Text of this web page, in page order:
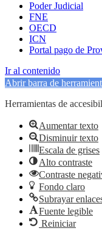
Poder Judicial
FNE
OECD
ICN
Portal pago de
Ir al contenido
Abrir barra de
Herramientas de
Aumentar texto
Disminuir texto
Escala de grises
Alto contraste
Contraste
Fondo claro
Subrayar
Fuente legible
Reiniciar